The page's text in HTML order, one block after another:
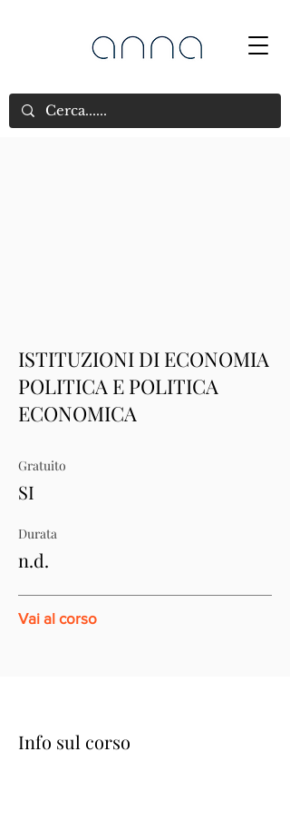
ISTITUZIONI DI ECONOMIA
POLITICA E POLITICA
ECONOMICA
Gratuito
SI
Durata
n.d.
Vai al corso
Info sul corso